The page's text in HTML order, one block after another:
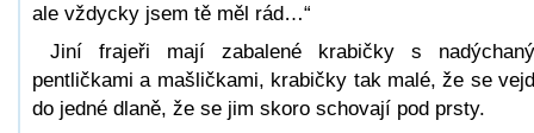
ale vždycky jsem tě měl rád…“
Jiní frajeři mají zabalené krabičky s
pentličkami a mašličkami, krabičky tak malé, že se
do jedné dlaně, že se jim skoro schovají pod prsty.